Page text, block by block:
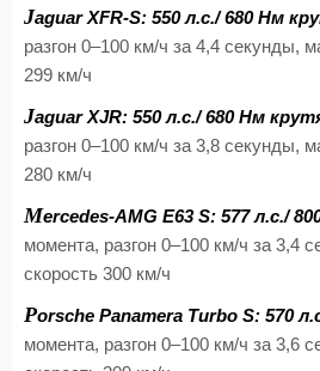
Jaguar XFR-S: 550 л.с./ 680 Нм
разгон 0–100 км/ч за 4,4 секунды,
299 км/ч
Jaguar XJR: 550 л.с./ 680 Нм
разгон 0–100 км/ч за 3,8 секунды,
280 км/ч
Mercedes-AMG E63 S: 577 л.с./
момента, разгон 0–100 км/ч за 3,4
скорость 300 км/ч
Porsche Panamera Turbo S: 570
момента, разгон 0–100 км/ч за 3,6